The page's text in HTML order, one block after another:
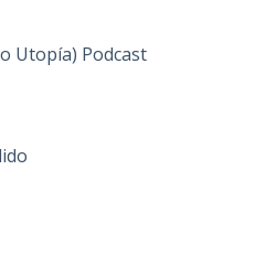
Utopía) Podcast